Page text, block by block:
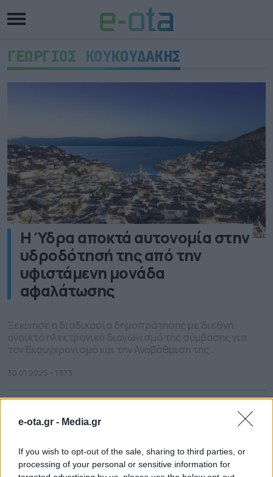
e-ota.gr - Media.gr
If you wish to opt-out of the sale, sharing to third parties, or
processing of your personal or sensitive information for
ΓΕΩΡΓΙΟΣ ΚΟΥΚΟΥΔΑΚΗΣ
Η Ύδρα αποκτά αυτονομία στην
υδροδότησή της από την
υφιστάμενη μονάδα
αφαλάτωσης
Πόσιμου Νερού από 1.600μ3/ημέρα σε 2.400m3/
έτη. Η εκτιμώμενη αξία της σύμβασης ανέρχεται
στο ποσό των 7.737.600€, συμπεριλαμβανομένου
ΦΠΑ. Η εξέλιξη αυτή σε συνδυασμό […]
30.01.2025 - 13.13